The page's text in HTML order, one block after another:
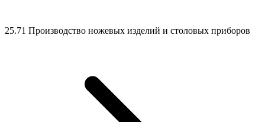
25.71 Производство ножевых изделий и столовых приборов